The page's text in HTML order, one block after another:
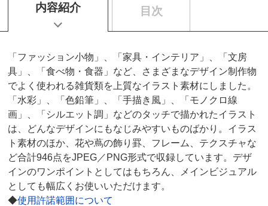
内容紹介 目次
「ファッション小物」、「家具・インテリア」、「文房
具」、「食べ物・食器」など、さまざまなデザイン制作物
でよく使われる雑貨類を上質なイラスト素材にしました。
「水彩」、「色鉛筆」、「手描き風」、「モノクロ線
画」、「シルエット調」などのタッチで描かれたイラスト
は、どんなデザインにもなじみやすいものばかり。イラス
ト素材のほか、花や蔦の飾り罫、フレーム、テクスチャな
ど合計946点をJPEG／PNG形式で収録しています。デザ
インのワンポイントとしてはもちろん、メインビジュアル
としても幅広くお使いいただけます。
◆使用許諾範囲について